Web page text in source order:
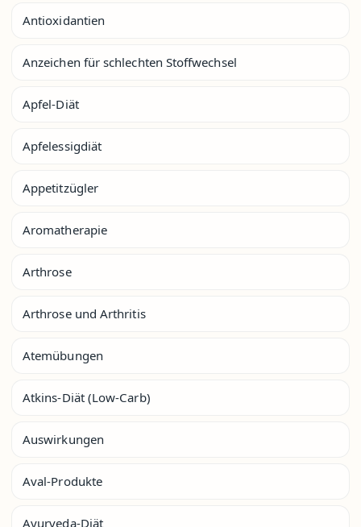
Antioxidantien
Anzeichen für schlechten Stoffwechsel
Apfel-Diät
Apfelessigdiät
Appetitzügler
Aromatherapie
Arthrose
Arthrose und Arthritis
Atemübungen
Atkins-Diät (Low-Carb)
Auswirkungen
Aval-Produkte
Ayurveda-Diät